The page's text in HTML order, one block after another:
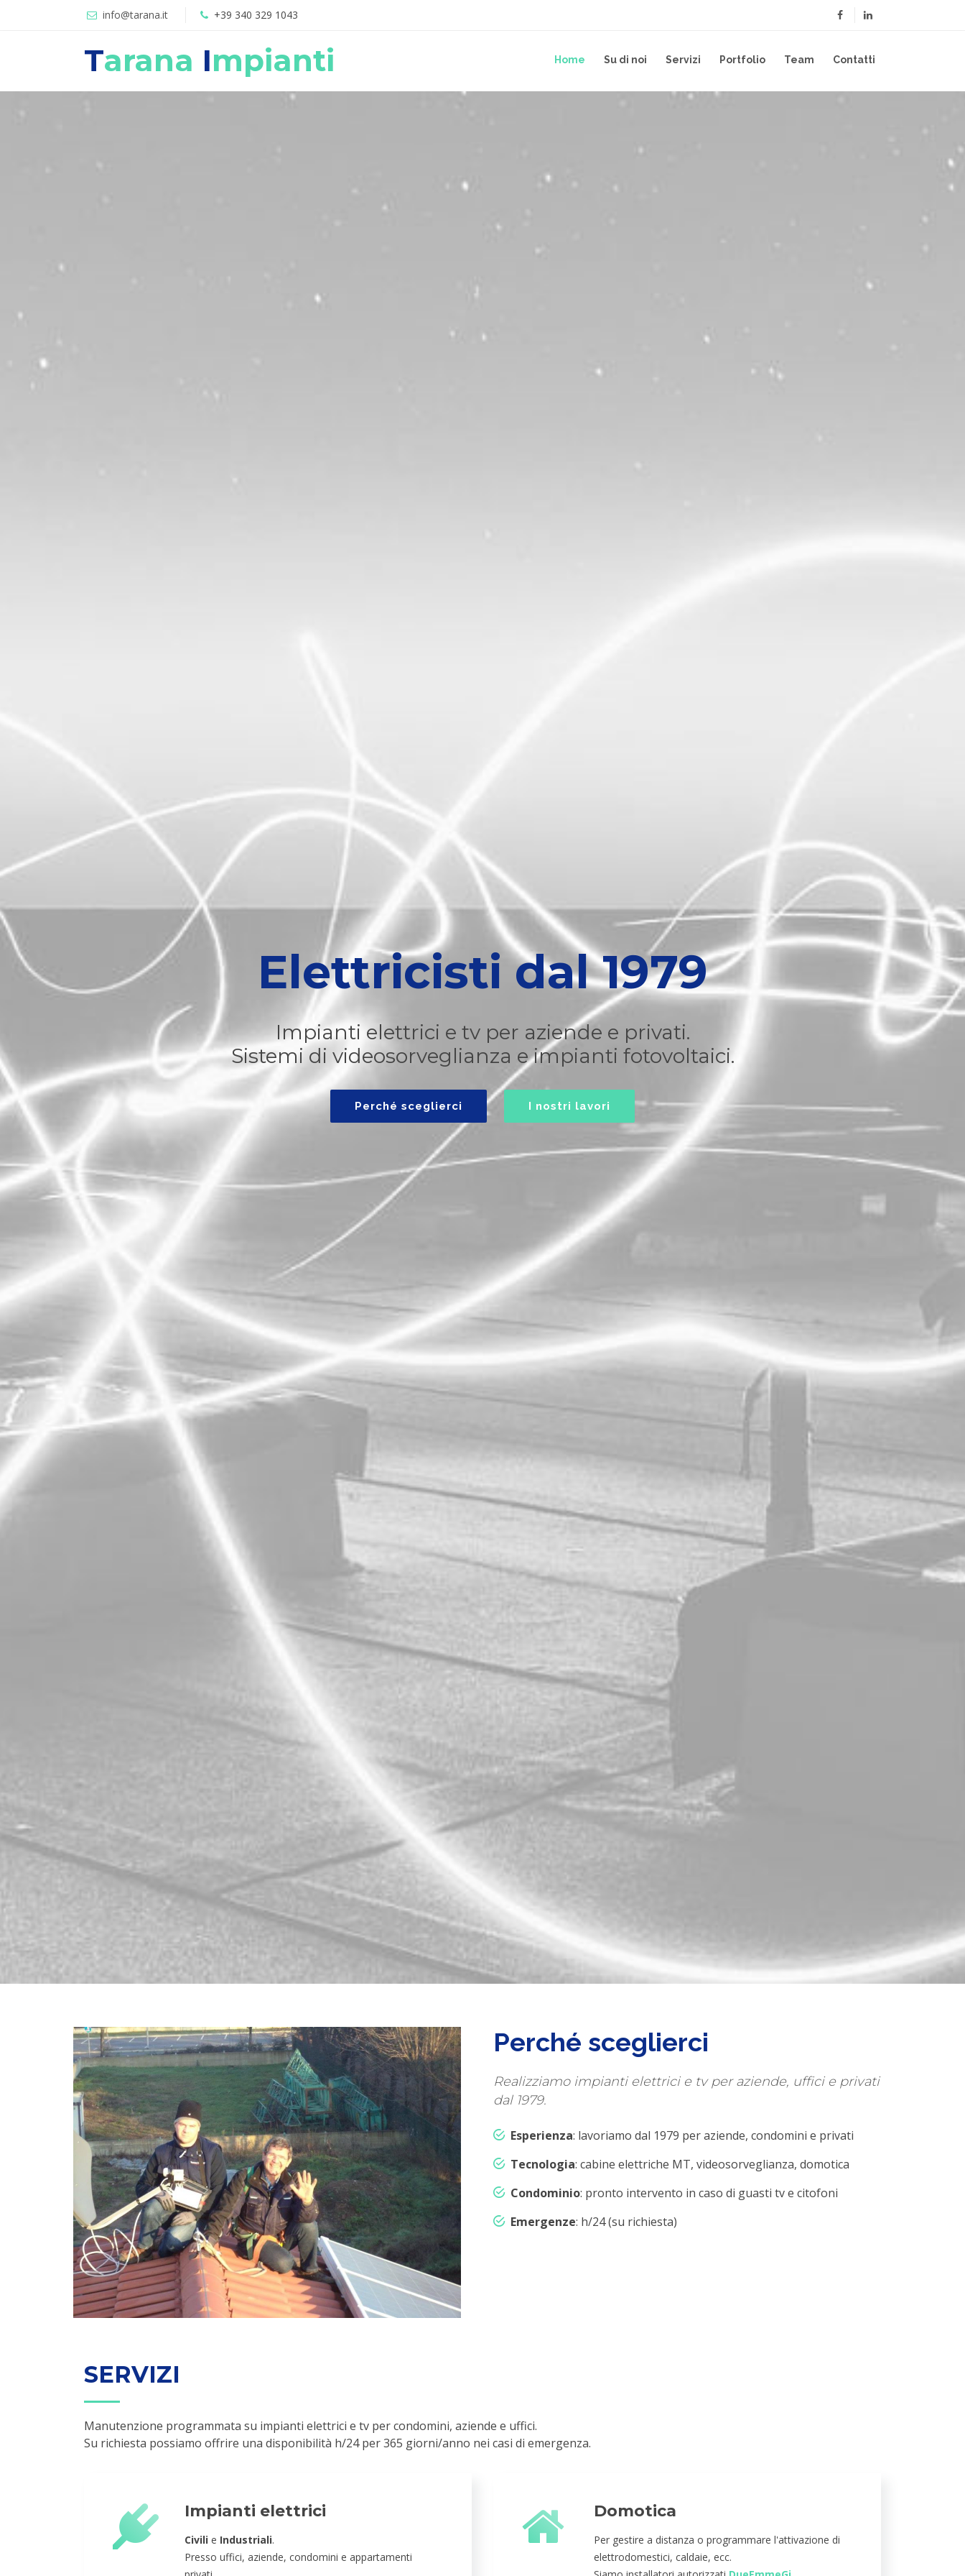
info@tarana.it +39 340 329 1043
Tarana Impianti Home Su di noi Servizi Portfolio Team Contatti
Elettricisti dal 1979
Impianti elettrici e tv per aziende e privati.
Sistemi di videosorveglianza e impianti fotovoltaici.
Perché sceglierci I nostri lavori
Perché sceglierci
Realizziamo impianti elettrici e tv per aziende, uffici e privati
dal 1979.
Esperienza: lavoriamo dal 1979 per aziende, condomini e privati
Tecnologia: cabine elettriche MT, videosorveglianza, domotica
Condominio: pronto intervento in caso di guasti tv e citofoni
Emergenze: h/24 (su richiesta)
SERVIZI
Manutenzione programmata su impianti elettrici e tv per condomini, aziende e uffici.
Su richiesta possiamo offrire una disponibilità h/24 per 365 giorni/anno nei casi di emergenza.
Impianti elettrici
Civili e Industriali.
Presso uffici, aziende, condomini e appartamenti
Domotica
Per gestire a distanza o programmare l'attivazione di
elettrodomestici, caldaie, ecc.